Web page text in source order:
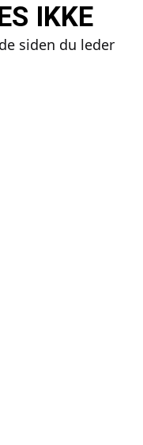
IKKE
siden du leder